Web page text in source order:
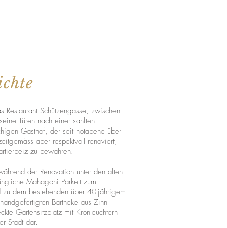
Schützengasse, zwischen
Türen nach einer sanften
Gasthof, der seit notabene über
aber respektvoll renoviert,
zu bewahren.
der Renovation unter den alten
Mahagoni Parkett zum
dem bestehenden über 40-jährigem
Bartheke aus Zinn
Gartensitzplatz mit Kronleuchtern
Stadt dar.